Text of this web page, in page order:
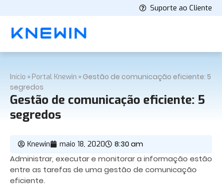
Suporte ao Cliente
Início » Portal Knewin » Gestão de comunicação eficiente: 5
segredos
Gestão de comunicação eficiente: 5
segredos
Knewin maio 18, 2020 8:30 am
Administrar, executar e monitorar a informação estão
entre as tarefas de uma gestão de comunicação
eficiente.